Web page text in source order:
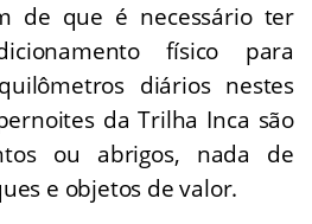
de que é necessário ter
físico para
diários nestes
da Trilha Inca são
ou abrigos, nada de
e objetos de valor.